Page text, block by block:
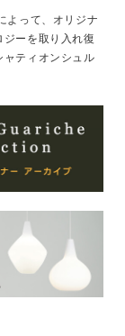
よって、オリジナ
ーを取り入れ復
ャティオンシュル